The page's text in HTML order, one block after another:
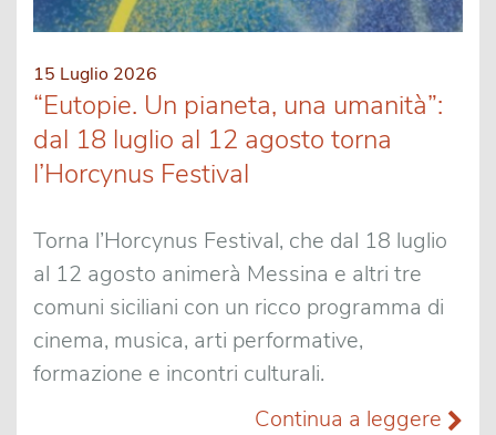
15 Luglio 2026
“Eutopie. Un pianeta, una umanità”:
dal 18 luglio al 12 agosto torna
l’Horcynus Festival
Torna l’Horcynus Festival, che dal 18 luglio
al 12 agosto animerà Messina e altri tre
comuni siciliani con un ricco programma di
cinema, musica, arti performative,
formazione e incontri culturali.
Continua a leggere